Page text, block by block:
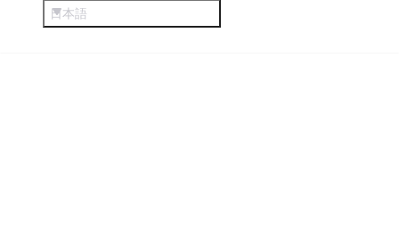
日本語